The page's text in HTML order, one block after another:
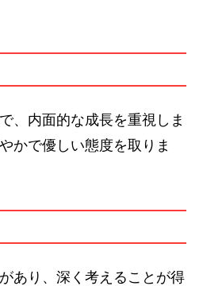
、内面的な成長を重視しま
かで優しい態度を取りま
あり、深く考えることが得